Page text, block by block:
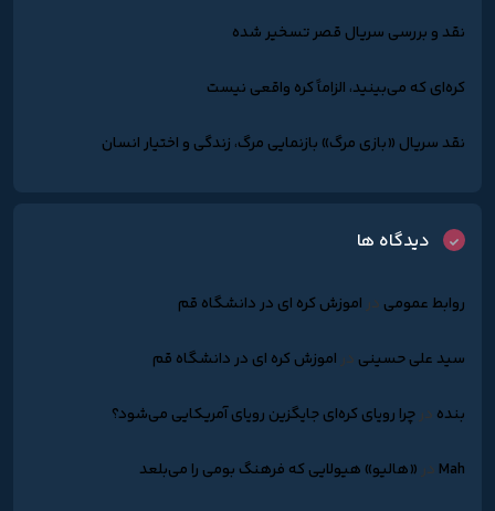
نقد و بررسی سریال قصر تسخیر شده
کره‌ای که می‌بینید، الزاماً کره واقعی نیست
نقد سریال «بازی مرگ» بازنمایی مرگ، زندگی و اختیار انسان
دیدگاه ها
روابط عمومی دراموزش کره ای در دانشگاه قم
سید علی حسینی دراموزش کره ای در دانشگاه قم
بنده درچرا رویای کره‌ای جایگزین رویای آمریکایی می‌شود؟
Mah در«هالیو» هیولایی که فرهنگ بومی را می‌بلعد